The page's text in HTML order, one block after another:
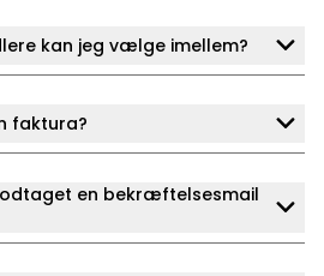
kan jeg vælge imellem?
faktura?
en bekræftelsesmail